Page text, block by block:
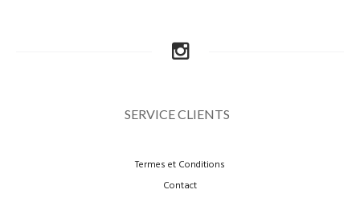
SERVICE CLIENTS
Termes et Conditions
Contact